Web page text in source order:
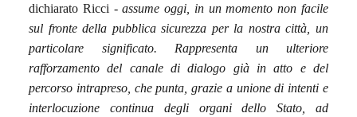
dichiarato Ricci -assume oggi, in un momento non facile
sul fronte della pubblica sicurezza per la nostra città, un
particolare significato. Rappresenta un ulteriore
rafforzamento del canale di dialogo già in atto e del
percorso intrapreso, che punta, grazie a unione di intenti e
interlocuzione continua degli organi dello Stato, ad